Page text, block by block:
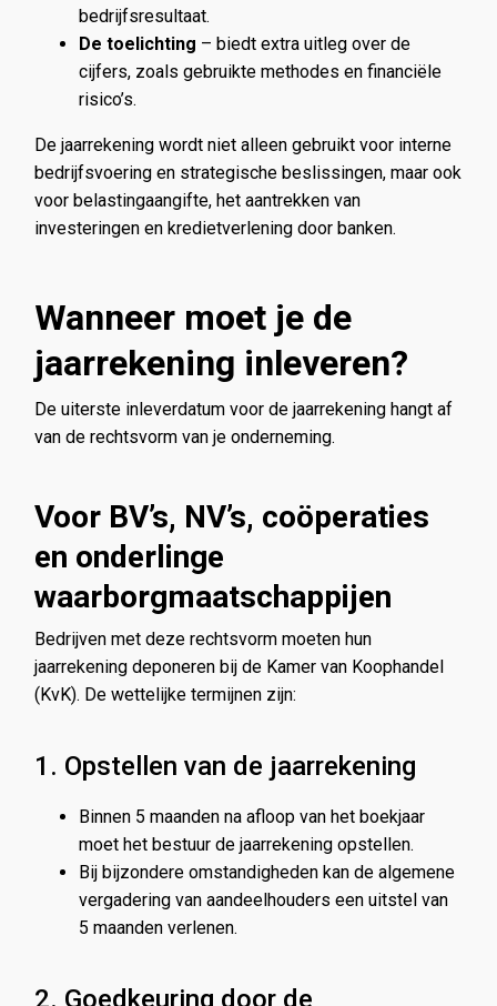
bedrijfsresultaat.
De toelichting – biedt extra uitleg over de
cijfers, zoals gebruikte methodes en financiële
risico’s.
De jaarrekening wordt niet alleen gebruikt voor interne
bedrijfsvoering en strategische beslissingen, maar ook
voor belastingaangifte, het aantrekken van
investeringen en kredietverlening door banken.
Wanneer moet je de
jaarrekening inleveren?
De uiterste inleverdatum voor de jaarrekening hangt af
van de rechtsvorm van je onderneming.
Voor BV’s, NV’s, coöperaties
en onderlinge
waarborgmaatschappijen
Bedrijven met deze rechtsvorm moeten hun
jaarrekening deponeren bij de Kamer van Koophandel
(KvK). De wettelijke termijnen zijn:
1. Opstellen van de jaarrekening
Binnen 5 maanden na afloop van het boekjaar
moet het bestuur de jaarrekening opstellen.
Bij bijzondere omstandigheden kan de algemene
vergadering van aandeelhouders een uitstel van
5 maanden verlenen.
2. Goedkeuring door de